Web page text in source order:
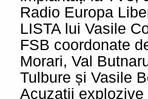
Radio Europa
LISTA lui Vasile
FSB coordonate
Morari, Val
Tulbure și Vasile
Acuzații explozive